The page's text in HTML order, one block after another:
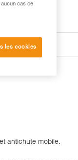
antichute mobile.
cas ce
les cookies